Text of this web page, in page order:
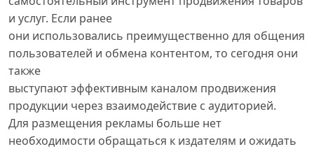
и услуг. Если ранее
они использовались преимущественно для общения
пользователей и обмена контентом, то сегодня они
также
выступают эффективным каналом продвижения
продукции через взаимодействие с аудиторией.
Для размещения рекламы больше нет
необходимости обращаться к издателям и ожидать